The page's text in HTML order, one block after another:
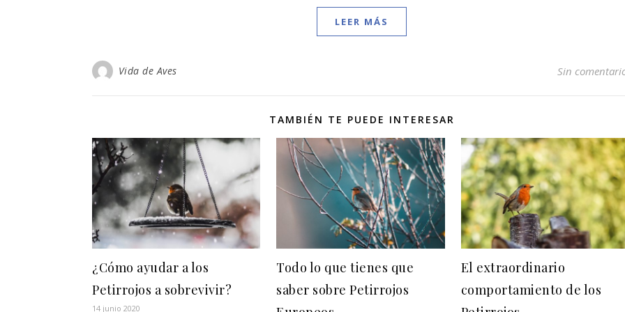
LEER MÁS
Vida de Aves Sin
TAMBIÉN TE PUEDE INTERESAR
¿Cómo ayudar a los
Petirrojos a sobrevivir?
14 junio 2020
Todo lo que tienes que
saber sobre Petirrojos
El extraordinario
comportamiento de los